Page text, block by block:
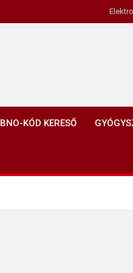
BNO-KÓD KERESŐ